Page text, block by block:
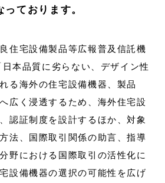
っております。
住宅設備製品等広報普及信託機
本品質に劣らない、デザイン性
る海外の住宅設備機器、製品
広く浸透するため、海外住宅設
認証制度を設計するほか、対象
法、国際取引関係の助言、指導
野における国際取引の活性化に
設備機器の選択の可能性を広げ